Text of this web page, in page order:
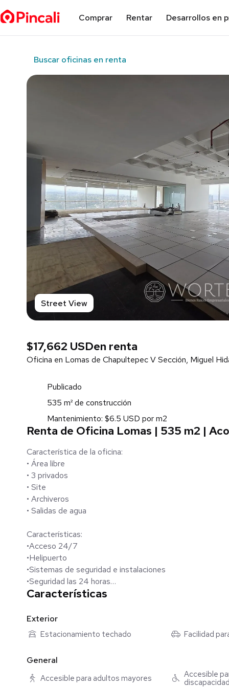
Comprar Rentar Desarrollos en
Buscar oficinas en renta
Street View
$17,662 USDen renta
Oficina en Lomas de Chapultepec V Sección, Miguel
Publicado
535 m² de construcción
Mantenimiento: $6.5 USD por m2
Renta de Oficina Lomas | 535 m2 |
Característica de la oficina:
• Área libre
• 3 privados
• Site
• Archiveros
• Salidas de agua
Características:
•Acceso 24/7
•Helipuerto
•Sistemas de seguridad e instalaciones
•Seguridad las 24 horas
•Monitoreo central inteligente
•C.C.T.V.
•Control electrónico de accesos
•Red digital de telecomunicaciones
•Plantas de emergencia para áreas comunes
•Luminarias de alta eficiencia en áreas comunes
Características
Exterior
Estacionamiento techado Facilidad
General
Accesible para adultos mayores
Accesible
discapacidad